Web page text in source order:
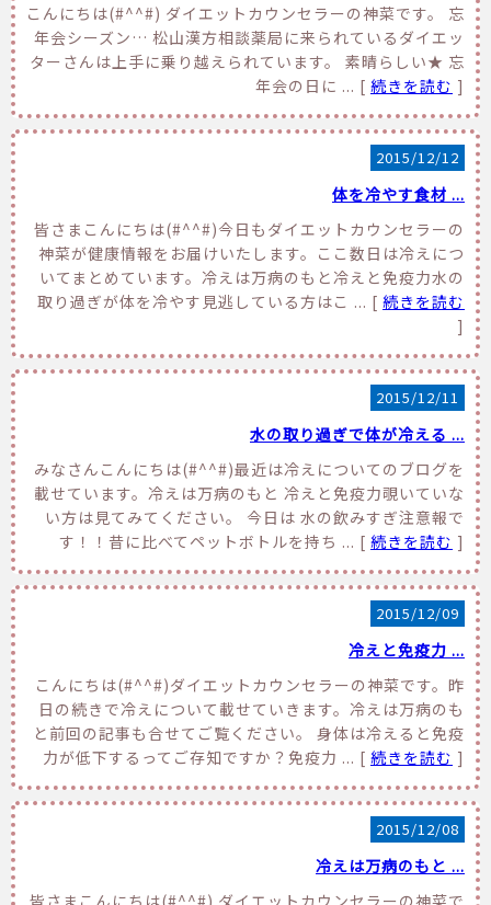
こんにちは(#^^#) ダイエットカウンセラーの神菜です。 忘
年会シーズン… 松山漢方相談薬局に来られているダイエッ
ターさんは上手に乗り越えられています。 素晴らしい★ 忘
年会の日に ... [ 続きを読む ]
2015/12/12
体を冷やす食材 ...
皆さまこんにちは(#^^#)今日もダイエットカウンセラーの
神菜が健康情報をお届けいたします。ここ数日は冷えにつ
いてまとめています。冷えは万病のもと冷えと免疫力水の
取り過ぎが体を冷やす見逃している方はこ ... [ 続きを読む
]
2015/12/11
水の取り過ぎで体が冷える ...
みなさんこんにちは(#^^#)最近は冷えについてのブログを
載せています。冷えは万病のもと 冷えと免疫力覗いていな
い方は見てみてください。 今日は 水の飲みすぎ注意報で
す！！昔に比べてペットボトルを持ち ... [ 続きを読む ]
2015/12/09
冷えと免疫力 ...
こんにちは(#^^#)ダイエットカウンセラーの神菜です。昨
日の続きで冷えについて載せていきます。冷えは万病のも
と前回の記事も合せてご覧ください。 身体は冷えると免疫
力が低下するってご存知ですか？免疫力 ... [ 続きを読む ]
2015/12/08
冷えは万病のもと ...
皆さまこんにちは(#^^#) ダイエットカウンセラーの神菜で